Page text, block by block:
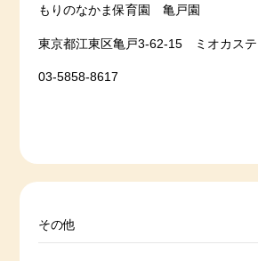
もりのなかま保育園 亀戸園
東京都江東区亀戸3-62-15 ミオカス
03-5858-8617
その他